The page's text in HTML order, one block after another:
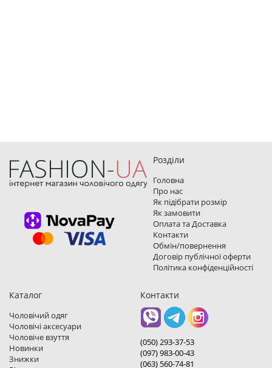
Розділи
Головна
Про нас
Як підібрати розмір
Як замовити
Оплата та Доставка
Контакти
Обмін/повернення
Договір публічної оферти
Політика конфіденційності
Каталог
Чоловічий одяг
Чоловічі аксесуари
Чоловіче взуття
Новинки
Знижки
Контакти
(050) 293-37-53
(097) 983-00-43
(063) 560-74-81